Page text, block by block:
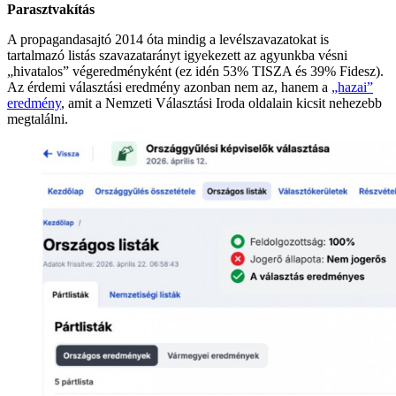
Parasztvakítás
A propagandasajtó 2014 óta mindig a levélszavazatokat is
tartalmazó listás szavazatarányt igyekezett az agyunkba vésni
„hivatalos” végeredményként (ez idén 53% TISZA és 39% Fidesz).
Az érdemi választási eredmény azonban nem az, hanem a „hazai”
eredmény, amit a Nemzeti Választási Iroda oldalain kicsit nehezebb
megtalálni.